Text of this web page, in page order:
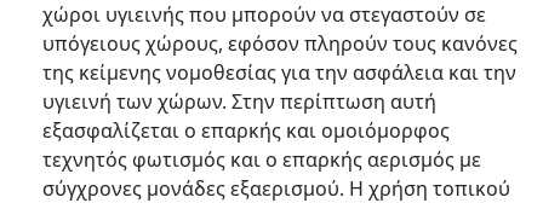
χώροι υγιεινής που μπορούν να στεγαστούν σε
υπόγειους χώρους, εφόσον πληρούν τους κανόνες
της κείμενης νομοθεσίας για την ασφάλεια και την
υγιεινή των χώρων. Στην περίπτωση αυτή
εξασφαλίζεται ο επαρκής και ομοιόμορφος
τεχνητός φωτισμός και ο επαρκής αερισμός με
σύγχρονες μονάδες εξαερισμού. Η χρήση τοπικού